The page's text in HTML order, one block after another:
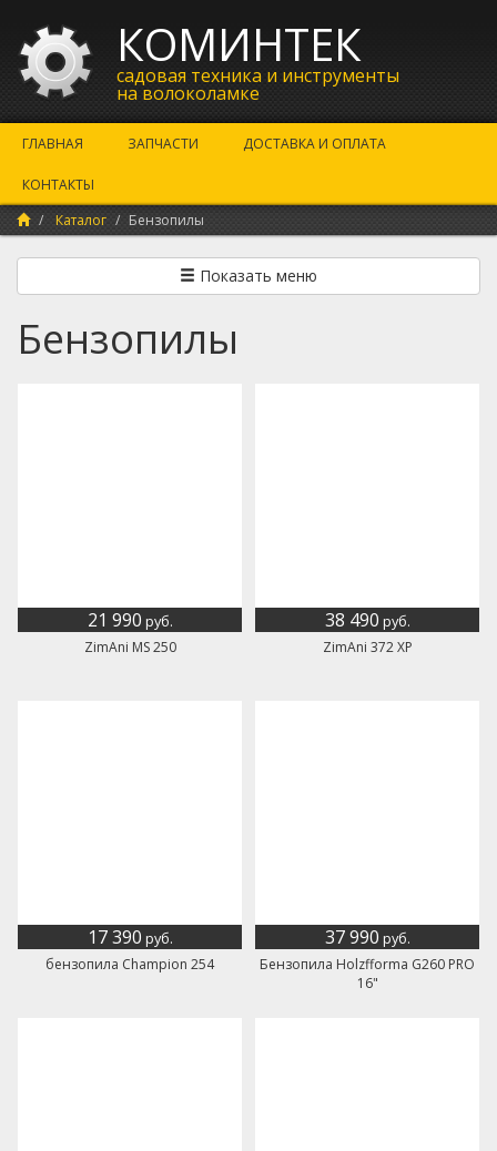
КОМИНТЕК
садовая техника и инструменты
на волоколамке
ГЛАВНАЯ ЗАПЧАСТИ ДОСТАВКА И ОПЛАТА
КОНТАКТЫ
Каталог
Бензопилы
Показать меню
Бензопилы
21 990 руб.
ZimAni MS 250
38 490 руб.
ZimAni 372 XP
17 390 руб.
бензопила Champion 254
37 990 руб.
Бензопила Holzfforma G260 PRO
16"